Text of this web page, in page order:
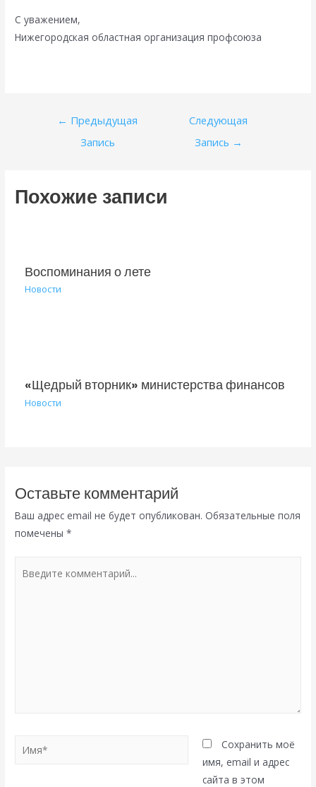
С уважением,
Нижегородская областная организация профсоюза
Навигация
← Предыдущая
Запись
Следующая
Запись →
Похожие записи
Воспоминания о лете
Новости
«Щедрый вторник» министерства финансов
Новости
Оставьте комментарий
Ваш адрес email не будет опубликован. Обязательные поля
помечены*
комментарий...
Имя*
Сохранить моё
имя, email и адрес
сайта в этом